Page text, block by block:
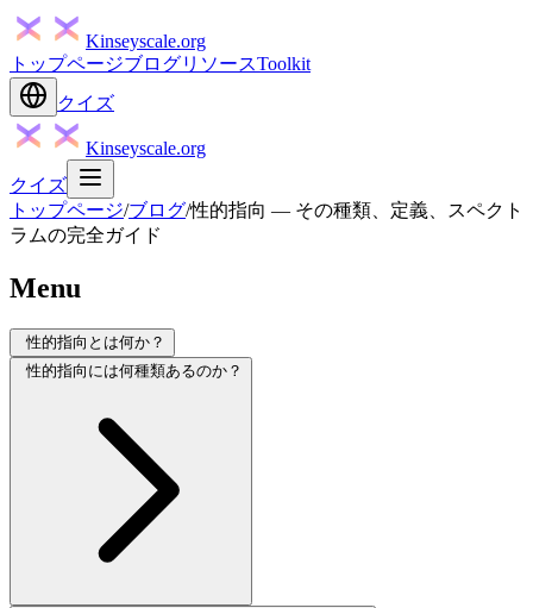
Kinseyscale.org
トップページブログリソースToolkit
クイズ
Kinseyscale.org
クイズ
トップページ/ブログ/性的指向 — その種類、定義、スペクト
ラムの完全ガイド
Menu
性的指向とは何か？
性的指向には何種類あるのか？